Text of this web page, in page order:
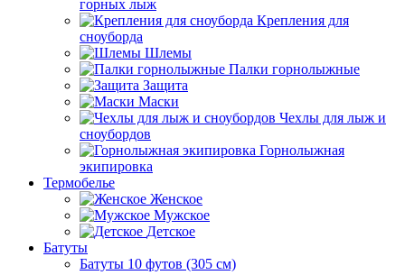
горных лыж
Крепления для
сноуборда
Шлемы
Палки горнолыжные
Защита
Маски
Чехлы для лыж и
сноубордов
Горнолыжная
экипировка
Термобелье
Женское
Мужское
Детское
Батуты
Батуты 10 футов (305 см)